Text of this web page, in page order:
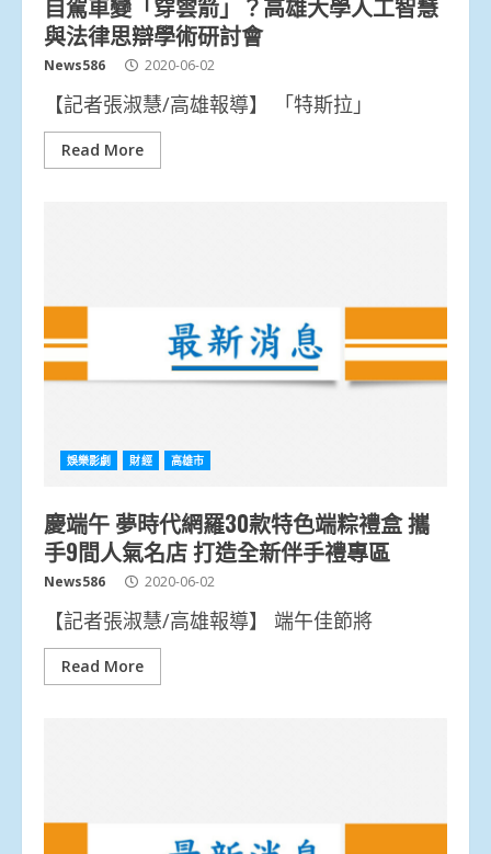
與法律思辯學術研討會
News586 2020-06-02
【記者張淑慧/高雄報導】 「特斯拉」
Read More
娛樂影劇 財經 高雄市
慶端午 夢時代網羅30款特色端粽禮盒 攜
手9間人氣名店 打造全新伴手禮專區
News586 2020-06-02
【記者張淑慧/高雄報導】 端午佳節將
Read More